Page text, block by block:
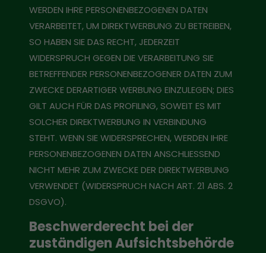
WERDEN IHRE PERSONENBEZOGENEN DATEN
VERARBEITET, UM DIREKTWERBUNG ZU BETREIBEN,
SO HABEN SIE DAS RECHT, JEDERZEIT
WIDERSPRUCH GEGEN DIE VERARBEITUNG SIE
BETREFFENDER PERSONENBEZOGENER DATEN ZUM
ZWECKE DERARTIGER WERBUNG EINZULEGEN; DIES
GILT AUCH FÜR DAS PROFILING, SOWEIT ES MIT
SOLCHER DIREKTWERBUNG IN VERBINDUNG
STEHT. WENN SIE WIDERSPRECHEN, WERDEN IHRE
PERSONENBEZOGENEN DATEN ANSCHLIESSEND
NICHT MEHR ZUM ZWECKE DER DIREKTWERBUNG
VERWENDET (WIDERSPRUCH NACH ART. 21 ABS. 2
DSGVO).
Beschwerde­recht bei der
zuständigen Aufsichts­behörde